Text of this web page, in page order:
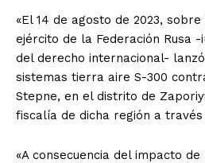
«El 14 de agosto de 2023,
ejército de la Federación Rusa
del derecho internacional-
sistemas tierra aire S-300
Stepne, en el distrito de
fiscalía de dicha región a través
«A consecuencia del impacto